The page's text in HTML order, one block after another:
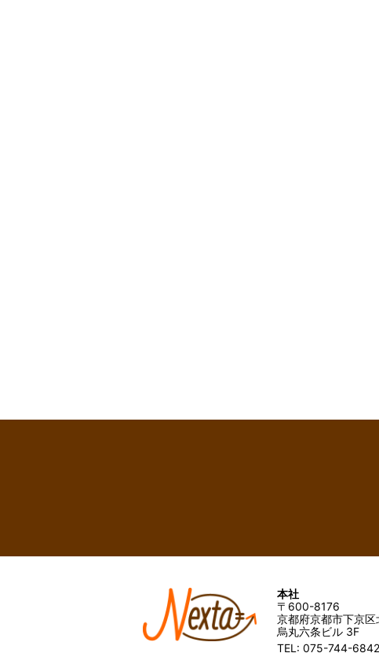
本社
〒600-8176
京都府京都市下京
烏丸六条ビル 3F
TEL: 075-744-6842